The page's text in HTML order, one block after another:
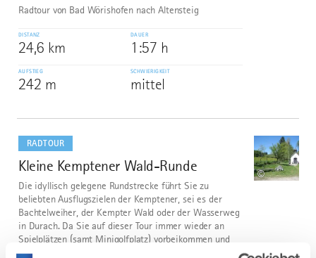
Radtour von Bad Wörishofen nach Altensteig
DISTANZ
24,6 km
DAUER
1:57 h
AUFSTIEG
242 m
SCHWIERIGKEIT
mittel
RADTOUR
2
Kleine Kemptener Wald-Runde
©
Die idyllisch gelegene Rundstrecke führt Sie zu
beliebten Ausflugszielen der Kemptener, sei es der
Bachtelweiher, der Kempter Wald oder der Wasserweg
in Durach. Da Sie auf dieser Tour immer wieder an
Spielplätzen (samt Minigolfplatz) vorbeikommen und
sich gleich mehrere...
dazu